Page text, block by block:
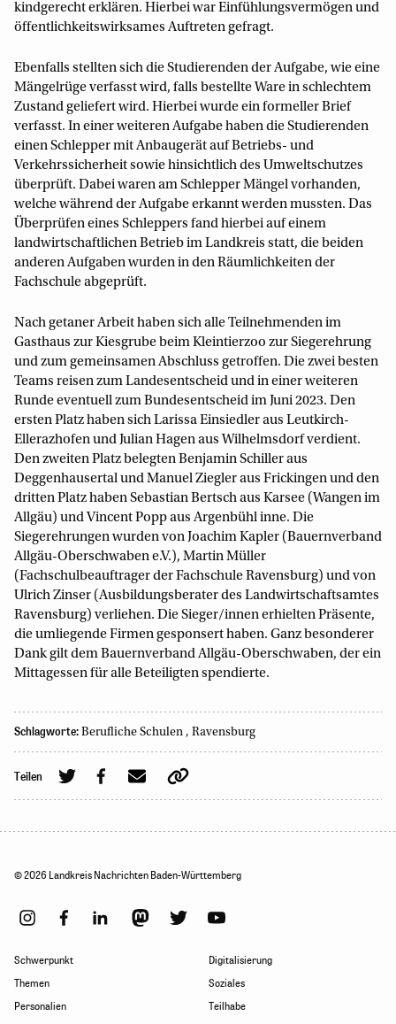
kindgerecht erklären. Hierbei war Einfühlungsvermögen und
öffentlichkeitswirksames Auftreten gefragt.
Ebenfalls stellten sich die Studierenden der Aufgabe, wie eine
Mängelrüge verfasst wird, falls bestellte Ware in schlechtem
Zustand geliefert wird. Hierbei wurde ein formeller Brief
verfasst. In einer weiteren Aufgabe haben die Studierenden
einen Schlepper mit Anbaugerät auf Betriebs- und
Verkehrssicherheit sowie hinsichtlich des Umweltschutzes
überprüft. Dabei waren am Schlepper Mängel vorhanden,
welche während der Aufgabe erkannt werden mussten. Das
Überprüfen eines Schleppers fand hierbei auf einem
landwirtschaftlichen Betrieb im Landkreis statt, die beiden
anderen Aufgaben wurden in den Räumlichkeiten der
Fachschule abgeprüft.
Nach getaner Arbeit haben sich alle Teilnehmenden im
Gasthaus zur Kiesgrube beim Kleintierzoo zur Siegerehrung
und zum gemeinsamen Abschluss getroffen. Die zwei besten
Teams reisen zum Landesentscheid und in einer weiteren
Runde eventuell zum Bundesentscheid im Juni 2023. Den
ersten Platz haben sich Larissa Einsiedler aus Leutkirch-
Ellerazhofen und Julian Hagen aus Wilhelmsdorf verdient.
Den zweiten Platz belegten Benjamin Schiller aus
Deggenhausertal und Manuel Ziegler aus Frickingen und den
dritten Platz haben Sebastian Bertsch aus Karsee (Wangen im
Allgäu) und Vincent Popp aus Argenbühl inne. Die
Siegerehrungen wurden von Joachim Kapler (Bauernverband
Allgäu-Oberschwaben e.V.), Martin Müller
(Fachschulbeauftrager der Fachschule Ravensburg) und von
Ulrich Zinser (Ausbildungsberater des Landwirtschaftsamtes
Ravensburg) verliehen. Die Sieger/innen erhielten Präsente,
die umliegende Firmen gesponsert haben. Ganz besonderer
Dank gilt dem Bauernverband Allgäu-Oberschwaben, der ein
Mittagessen für alle Beteiligten spendierte.
Schlagworte: Berufliche Schulen , Ravensburg
Teilen
Schwerpunkt
Themen
Personalien
Digitalisierung
Soziales
Teilhabe
© 2026 Landkreis Nachrichten Baden-Württemberg